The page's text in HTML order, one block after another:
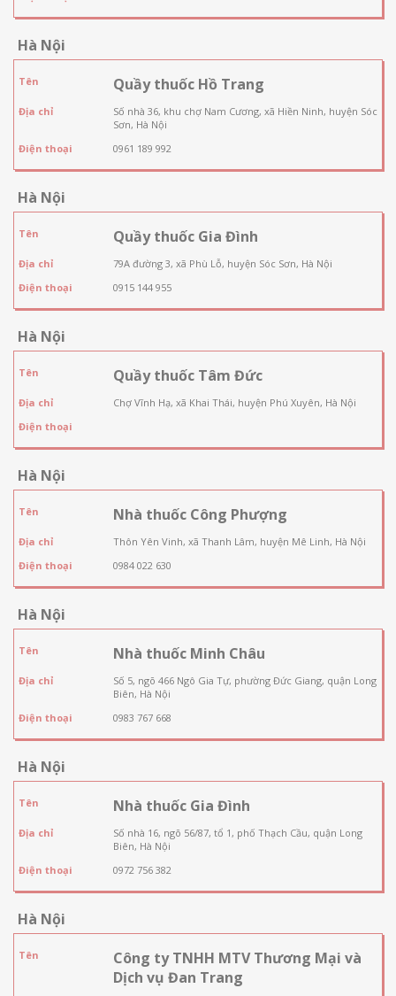
Hà Nội
Tên Quầy thuốc Hồ Trang
Địa chỉ
Số nhà 36, khu chợ Nam Cương, xã Hiền Ninh, huyện Sóc
Sơn, Hà Nội
Điện thoại
0961 189 992
Hà Nội
Tên Quầy thuốc Gia Đình
Địa chỉ
79A đường 3, xã Phù Lỗ, huyện Sóc Sơn, Hà Nội
Điện thoại
0915 144 955
Hà Nội
Tên Quầy thuốc Tâm Đức
Địa chỉ
Chợ Vĩnh Hạ, xã Khai Thái, huyện Phú Xuyên, Hà Nội
Điện thoại
Hà Nội
Tên Nhà thuốc Công Phượng
Địa chỉ
Thôn Yên Vinh, xã Thanh Lâm, huyện Mê Linh, Hà Nội
Điện thoại
0984 022 630
Hà Nội
Tên Nhà thuốc Minh Châu
Địa chỉ
Số 5, ngõ 466 Ngô Gia Tự, phường Đức Giang, quận Long
Biên, Hà Nội
Điện thoại
0983 767 668
Hà Nội
Tên Nhà thuốc Gia Đình
Địa chỉ
Số nhà 16, ngõ 56/87, tổ 1, phố Thạch Cầu, quận Long
Biên, Hà Nội
Điện thoại
0972 756 382
Hà Nội
Tên
Công ty TNHH MTV Thương Mại và
Dịch vụ Đan Trang